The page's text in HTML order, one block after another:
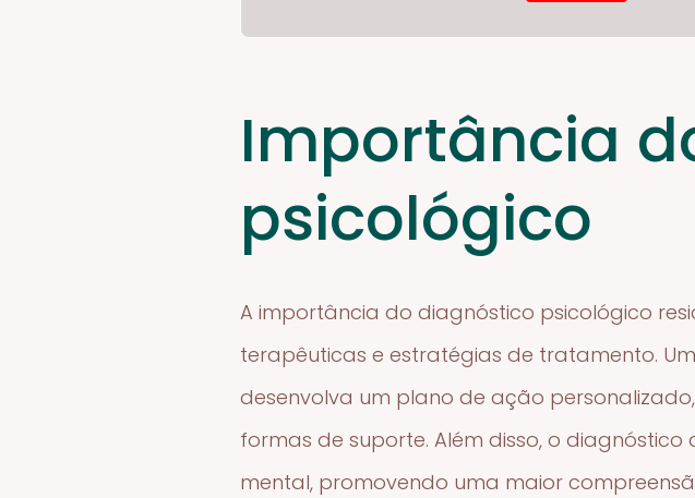
Importância
psicológico
A importância do diagnóstico psicológico
terapêuticas e estratégias de tratamento.
desenvolva um plano de ação
formas de suporte. Além disso, o
mental, promovendo uma maior